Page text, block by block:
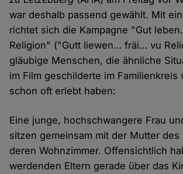
war deshalb passend gewählt. Mit
richtet sich die Kampagne "Gut
Religion" ("Gutt liewen… fräi… vu
gläubige Menschen, die ähnliche
im Film geschilderte im Familienkreis
schon oft erlebt haben:
Eine junge, hochschwangere Frau
sitzen gemeinsam mit der Mutter des
deren Wohnzimmer. Offensichtlich
werdenden Eltern gerade über das